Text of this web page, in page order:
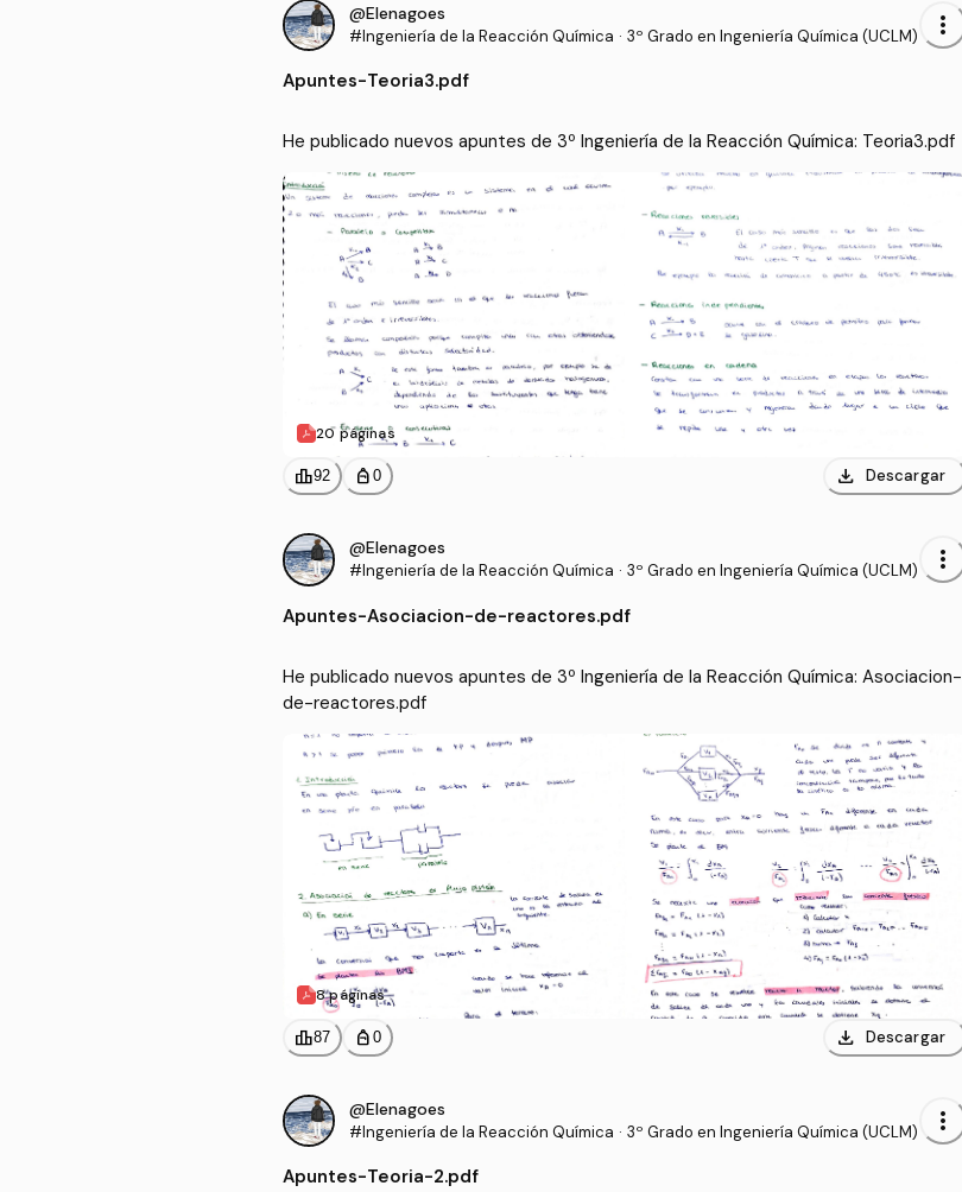
@Elenagoes
#Ingeniería de la Reacción Química · 3º Grado en Ingeniería Química (UCLM) more_vert
Apuntes-Teoria3.pdf
He publicado nuevos apuntes de 3º Ingeniería de la Reacción Química: Teoria3.pdf
20 páginas
leaderboard92 personal_bag 0 download Descargar
@Elenagoes
#Ingeniería de la Reacción Química · 3º Grado en Ingeniería Química (UCLM) more_vert
Apuntes-Asociacion-de-reactores.pdf
He publicado nuevos apuntes de 3º Ingeniería de la Reacción Química: Asociacion-
de-reactores.pdf
8 páginas
leaderboard87 personal_bag 0 download Descargar
@Elenagoes
#Ingeniería de la Reacción Química · 3º Grado en Ingeniería Química (UCLM) more_vert
Apuntes-Teoria-2.pdf